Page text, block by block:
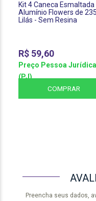
Kit 4 Caneca Esmaltada
Alumínio Flowers de
Lilás - Sem Resina
R$ 59,60
Preço Pessoa Jurídica
(PJ)
COMPRAR
Preencha seus dados,